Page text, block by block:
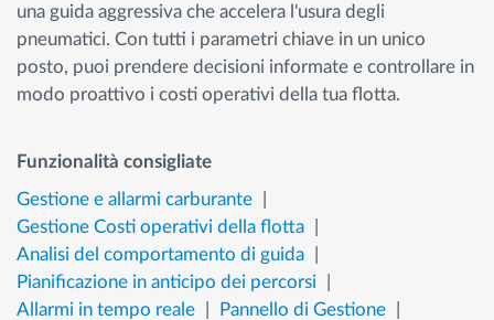
una guida aggressiva che accelera l'usura degli
pneumatici. Con tutti i parametri chiave in un unico
posto, puoi prendere decisioni informate e controllare in
modo proattivo i costi operativi della tua flotta.
Funzionalità consigliate
Gestione e allarmi carburante
Gestione Costi operativi della flotta
Analisi del comportamento di guida
Pianificazione in anticipo dei percorsi
Allarmi in tempo reale
Pannello di Gestione